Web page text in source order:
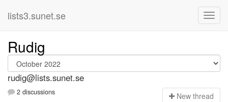
lists3.sunet.se
Rudig
rudig@lists.sunet.se
2 discussions New thread